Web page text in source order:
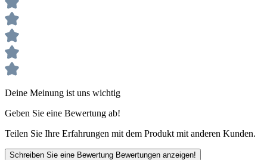
Deine Meinung ist uns wichtig
Geben Sie eine Bewertung ab!
Teilen Sie Ihre Erfahrungen mit dem Produkt mit anderen Kunden.
Schreiben Sie eine Bewertung Bewertungen anzeigen!